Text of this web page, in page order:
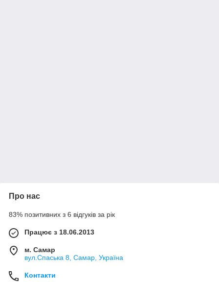
Про нас
83% позитивних з 6 відгуків за рік
Працює з 18.06.2013
м. Самар
вул.Спаська 8, Самар, Україна
Контакти